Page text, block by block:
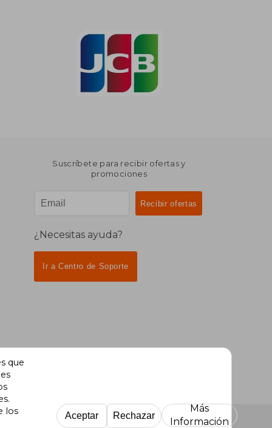
Suscríbete para recibir ofertas y
promociones
¿Necesitas ayuda?
Ir a Centro de Soporte
que
los
Aceptar Rechazar
Más
Información